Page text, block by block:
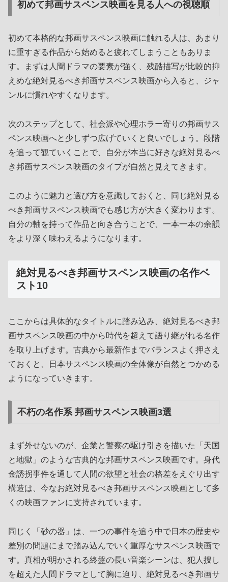
初めて邦画サスペンス映画を見る人への視聴順
初めて本格的な邦画サスペンス映画に触れる人は、あまり
に重すぎる作品から始めると疲れてしまうこともありま
す。まずは人間ドラマの要素が強く、残酷描写が比較的抑
えめな絶対見るべき邦画サスペンス映画から入ると、ジャ
ンルに慣れやすくなります。
次のステップとして、社会派や心理ホラー寄りの邦画サス
ペンス映画へと少しずつ広げていくと良いでしょう。段階
を追って観ていくことで、自分が本当に好きな絶対見るべ
き邦画サスペンス映画のタイプが自然と見えてきます。
このように魅力と選び方を意識しておくと、同じ絶対見る
べき邦画サスペンス映画でも感じ方が大きく変わります。
自分の軸を持って作品と向き合うことで、一本一本の余韻
をより深く味わえるようになります。
絶対見るべき邦画サスペンス映画の名作ベ
スト10
ここからは具体的なタイトルに踏み込み、絶対見るべき邦
画サスペンス映画の中から時代を超えて語り継がれる名作
を取り上げます。古典から最新作までバランスよく押さえ
ておくと、日本サスペンス映画の全体像が自然とつかめる
ようになっていきます。
不朽の名作系 邦画サスペンス映画3選
まず外せないのが、企業と警察の駆け引きを描いた「天国
と地獄」のような古典的な邦画サスペンス映画です。身代
金誘拐事件を通して人間の欲望と社会の格差をえぐり出す
構造は、今なお絶対見るべき邦画サスペンス映画として多
くの映画ファンに支持されています。
同じく「砂の器」は、一つの事件を追う中で日本の歴史や
差別の問題にまで踏み込んでいく重厚なサスペンス映画で
す。真相が明かされる終盤の長い音楽シーンは、犯人捜し
を超えた人間ドラマとして胸に迫り、絶対見るべき邦画サ